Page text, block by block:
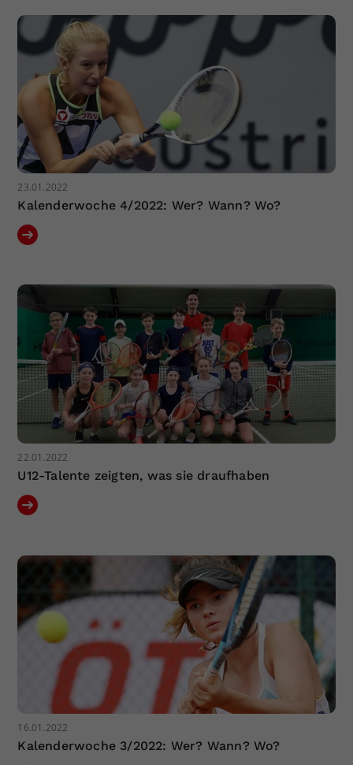
23.01.2022
Kalenderwoche 4/2022: Wer? Wann? Wo?
22.01.2022
U12-Talente zeigten, was sie draufhaben
16.01.2022
Kalenderwoche 3/2022: Wer? Wann? Wo?
Zweck
Dieser Wert speichert Ihre Consent-
Einstellungen. Unter anderem eine
zufällig generierte ID, für die
historische Speicherung Ihrer
vorgenommen Einstellungen, falls der
Webseiten-Betreiber dies eingestellt
hat.